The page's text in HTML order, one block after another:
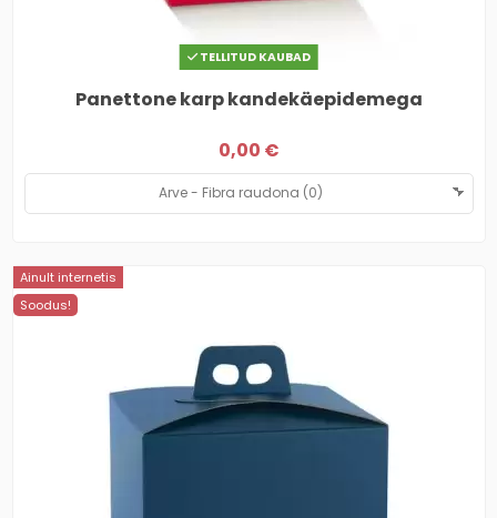
TELLITUD KAUBAD
Panettone karp kandekäepidemega
0,00 €
Ainult internetis
Soodus!